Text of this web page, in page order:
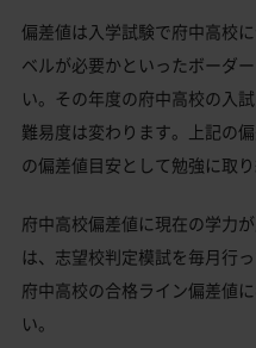
偏差値は入学試験で府中高校
ベルが必要かといったボーダ
い。その年度の府中高校の入
難易度は変わります。上記の
の偏差値目安として勉強に取り
府中高校偏差値に現在の学力
は、志望校判定模試を毎月行
府中高校の合格ライン偏差値
い。